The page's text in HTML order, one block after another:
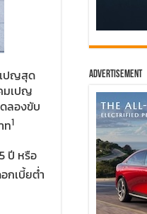
ปญสุด
มเปญ
ลองขับ
ท1
ปี หรือ
กเบี้ยต่ำ
Advertisement